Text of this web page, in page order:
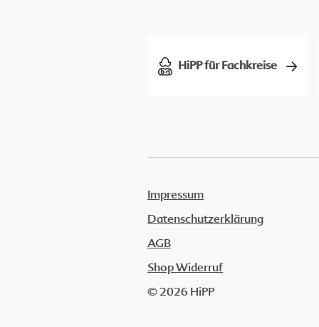
HiPP für Fachkreise
Impressum
Datenschutzerklärung
AGB
Shop Widerruf
© 2026 HiPP